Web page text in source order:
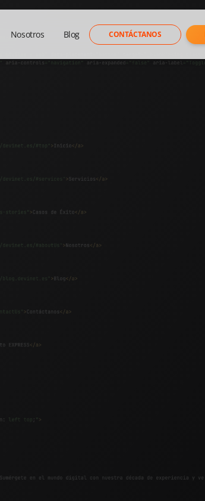
Nosotros Blog CONTÁCTANOS